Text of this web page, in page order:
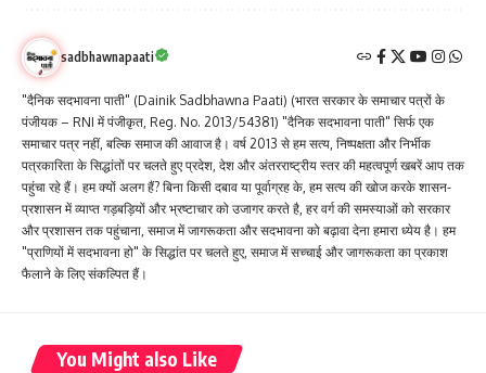
sadbhawnapaati
"दैनिक सदभावना पाती" (Dainik Sadbhawna Paati) (भारत सरकार के समाचार पत्रों के
पंजीयक – RNI में पंजीकृत, Reg. No. 2013/54381) "दैनिक सदभावना पाती" सिर्फ एक
समाचार पत्र नहीं, बल्कि समाज की आवाज है। वर्ष 2013 से हम सत्य, निष्पक्षता और निर्भीक
पत्रकारिता के सिद्धांतों पर चलते हुए प्रदेश, देश और अंतरराष्ट्रीय स्तर की महत्वपूर्ण खबरें आप तक
पहुंचा रहे हैं। हम क्यों अलग हैं? बिना किसी दबाव या पूर्वाग्रह के, हम सत्य की खोज करके शासन-
प्रशासन में व्याप्त गड़बड़ियों और भ्रष्टाचार को उजागर करते है, हर वर्ग की समस्याओं को सरकार
और प्रशासन तक पहुंचाना, समाज में जागरूकता और सदभावना को बढ़ावा देना हमारा ध्येय है। हम
"प्राणियों में सदभावना हो" के सिद्धांत पर चलते हुए, समाज में सच्चाई और जागरूकता का प्रकाश
फैलाने के लिए संकल्पित हैं।
You Might also Like